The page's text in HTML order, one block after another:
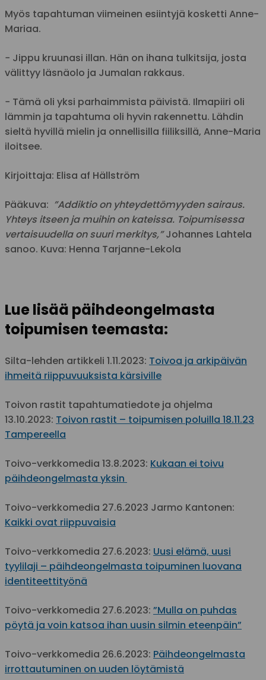
Myös tapahtuman viimeinen esiintyjä kosketti Anne-
Mariaa.
− Jippu kruunasi illan. Hän on ihana tulkitsija, josta
välittyy läsnäolo ja Jumalan rakkaus.
− Tämä oli yksi parhaimmista päivistä. Ilmapiiri oli
lämmin ja tapahtuma oli hyvin rakennettu. Lähdin
sieltä hyvillä mielin ja onnellisilla fiiliksillä, Anne-Maria
iloitsee.
Kirjoittaja: Elisa af Hällström
Pääkuva: ”Addiktio on yhteydettömyyden sairaus.
Yhteys itseen ja muihin on kateissa. Toipumisessa
vertaisuudella on suuri merkitys,”Johannes Lahtela
sanoo. Kuva: Henna Tarjanne-Lekola
Lue lisää päihdeongelmasta
toipumisen teemasta:
Silta-lehden artikkeli 1.11.2023: Toivoa ja arkipäivän
ihmeitä riippuvuuksista kärsiville
Toivon rastit tapahtumatiedote ja ohjelma
13.10.2023: Toivon rastit – toipumisen poluilla 18.11.23
Tampereella
Toivo-verkkomedia 13.8.2023: Kukaan ei toivu
päihdeongelmasta yksin
Toivo-verkkomedia 27.6.2023 Jarmo Kantonen:
Kaikki ovat riippuvaisia
Toivo-verkkomedia 27.6.2023: Uusi elämä, uusi
tyylilaji – päihdeongelmasta toipuminen luovana
identiteettityönä
Toivo-verkkomedia 27.6.2023: ”Mulla on puhdas
pöytä ja voin katsoa ihan uusin silmin eteenpäin”
Toivo-verkkomedia 26.6.2023: Päihdeongelmasta
irrottautuminen on uuden löytämistä